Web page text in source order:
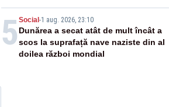
5 Social-1 aug. 2026, 23:10
Dunărea a secat atât de mult încât a
scos la suprafață nave naziste din al
doilea război mondial